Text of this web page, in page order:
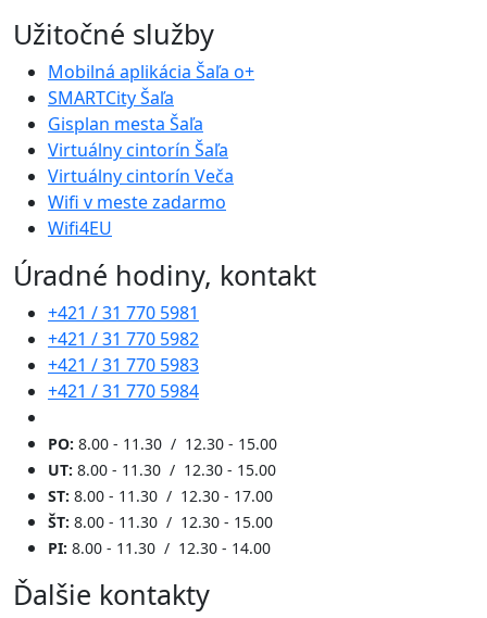
Užitočné služby
Mobilná aplikácia Šaľa o+
SMARTCity Šaľa
Gisplan mesta Šaľa
Virtuálny cintorín Šaľa
Virtuálny cintorín Veča
Wifi v meste zadarmo
Wifi4EU
Úradné hodiny, kontakt
+421 / 31 770 5981
+421 / 31 770 5982
+421 / 31 770 5983
+421 / 31 770 5984
PO: 8.00 - 11.30 / 12.30 - 15.00
UT: 8.00 - 11.30 / 12.30 - 15.00
ST: 8.00 - 11.30 / 12.30 - 17.00
ŠT: 8.00 - 11.30 / 12.30 - 15.00
PI: 8.00 - 11.30 / 12.30 - 14.00
Ďalšie kontakty